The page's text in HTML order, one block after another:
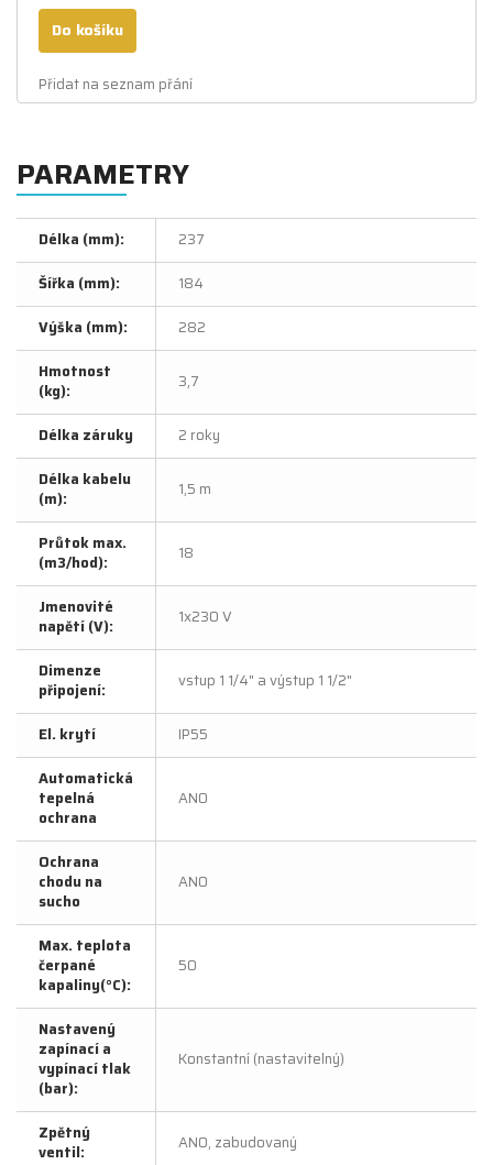
Do košíku
Přidat na seznam přání
PARAMETRY
Délka (mm):
237
Šířka (mm):
184
Výška (mm):
282
Hmotnost
(kg):
3,7
Délka záruky
2 roky
Délka kabelu
(m):
1,5 m
Průtok max.
(m3/hod):
18
Jmenovité
napětí (V):
1x230 V
Dimenze
připojení:
vstup 1 1/4" a výstup 1 1/2"
El. krytí
IP55
Automatická
tepelná
ochrana
ANO
Ochrana
chodu na
sucho
ANO
Max. teplota
čerpané
kapaliny(°C):
50
Nastavený
zapínací a
vypínací tlak
(bar):
Konstantní (nastavitelný)
Zpětný
ventil:
ANO, zabudovaný